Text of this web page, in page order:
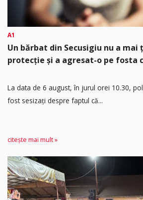
A1
Un bărbat din Secusigiu nu a
protecție și a agresat-o pe fosta
​La data de 6 august, în jurul orei 10.30,
fost sesizați despre faptul că...
citește mai mult »